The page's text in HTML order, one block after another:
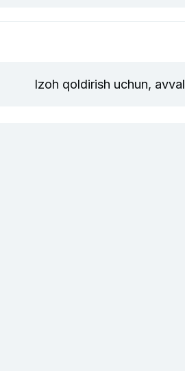
Izoh qoldirish uchun, avval